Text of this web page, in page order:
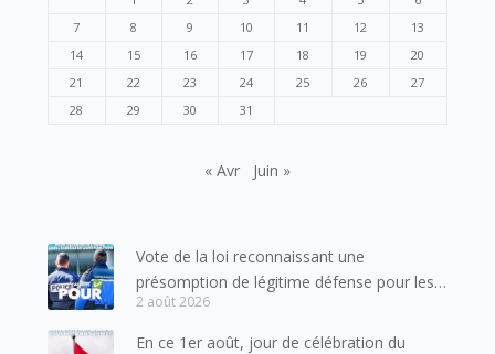
7
8 9 10 11 12
13
14
15 16 17 18 19
20
21
22 23 24 25 26
27
28
29 30 31
« Avr Juin »
Vote de la loi reconnaissant une
présomption de légitime défense pour les
forces de l’ordre
2 août 2026
En ce 1er août, jour de célébration du